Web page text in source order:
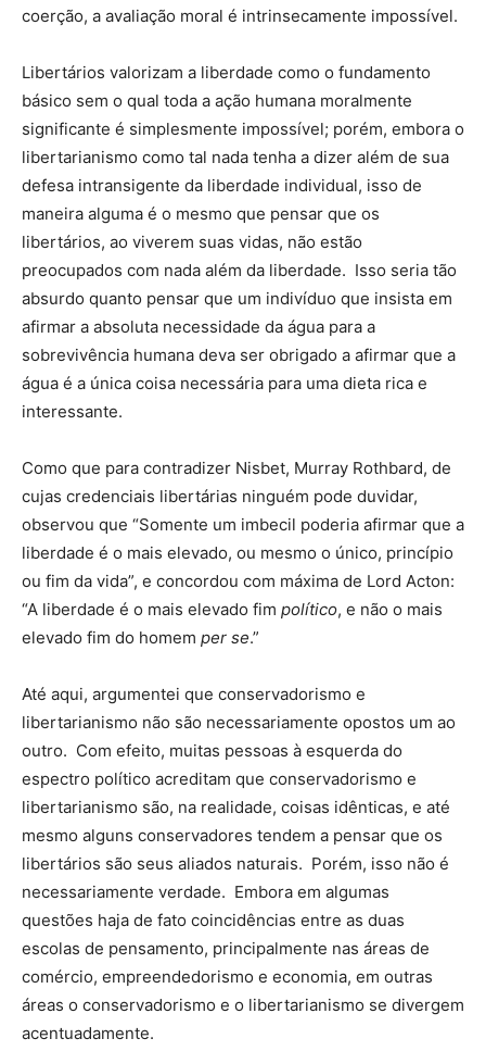
coerção, a avaliação moral é intrinsecamente impossível.
Libertários valorizam a liberdade como o fundamento
básico sem o qual toda a ação humana moralmente
significante é simplesmente impossível; porém, embora o
libertarianismo como tal nada tenha a dizer além de sua
defesa intransigente da liberdade individual, isso de
maneira alguma é o mesmo que pensar que os
libertários, ao viverem suas vidas, não estão
preocupados com nada além da liberdade. Isso seria tão
absurdo quanto pensar que um indivíduo que insista em
afirmar a absoluta necessidade da água para a
sobrevivência humana deva ser obrigado a afirmar que a
água é a única coisa necessária para uma dieta rica e
interessante.
Como que para contradizer Nisbet, Murray Rothbard, de
cujas credenciais libertárias ninguém pode duvidar,
observou que “Somente um imbecil poderia afirmar que a
liberdade é o mais elevado, ou mesmo o único, princípio
ou fim da vida”, e concordou com máxima de Lord Acton:
“A liberdade é o mais elevado fim político, e não o mais
elevado fim do homem per se.”
Até aqui, argumentei que conservadorismo e
libertarianismo não são necessariamente opostos um ao
outro. Com efeito, muitas pessoas à esquerda do
espectro político acreditam que conservadorismo e
libertarianismo são, na realidade, coisas idênticas, e até
mesmo alguns conservadores tendem a pensar que os
libertários são seus aliados naturais. Porém, isso não é
necessariamente verdade. Embora em algumas
questões haja de fato coincidências entre as duas
escolas de pensamento, principalmente nas áreas de
comércio, empreendedorismo e economia, em outras
áreas o conservadorismo e o libertarianismo se divergem
acentuadamente.